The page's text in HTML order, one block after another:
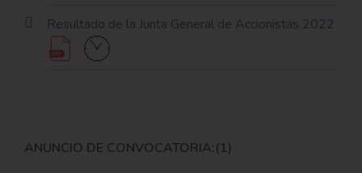
Resultado de la Junta General de Accionistas 2022
ANUNCIO DE CONVOCATORIA:(1)